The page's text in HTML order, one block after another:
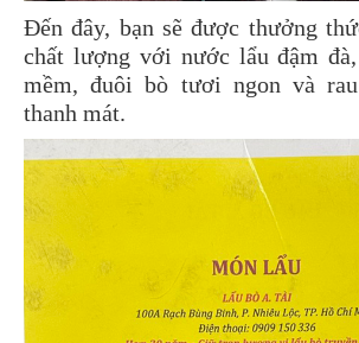
Đến đây, bạn sẽ được thưởng
chất lượng với nước lẩu đậm
mềm, đuôi bò tươi ngon và
thanh mát.